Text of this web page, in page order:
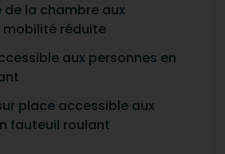
la chambre aux
mobilité réduite
aux personnes en
place accessible aux
fauteuil roulant